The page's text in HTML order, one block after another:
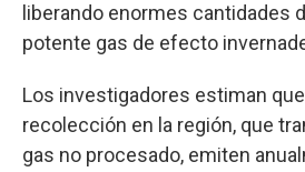
liberando enormes cantidades
potente gas de efecto
Los investigadores estiman
recolección en la región, que
gas no procesado, emiten